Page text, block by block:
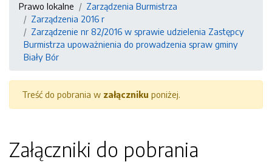
Prawo lokalne
Zarządzenia Burmistrza
Zarządzenia 2016 r
Zarządzenie nr 82/2016 w sprawie udzielenia Zastępcy
Burmistrza upoważnienia do prowadzenia spraw gminy
Biały Bór
Treść do pobrania w załączniku poniżej.
Załączniki do pobrania